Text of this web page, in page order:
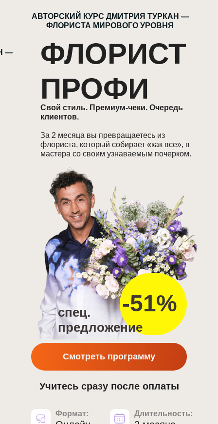
Свой стиль. Премиум-чеки. Очередь
клиентов.
За 2 месяца вы превращаетесь из
флориста, который собирает «как все», в
мастера со своим узнаваемым почерком.
Смотреть программу
ФЛОРИСТ
ПРОФИ
Учитесь сразу после оплаты
АВТОРСКИЙ КУРС ДМИТРИЯ ТУРКАН —
ФЛОРИСТА МИРОВОГО УРОВНЯ
Длительность:
Формат:
-51%
спец.
предложение
—